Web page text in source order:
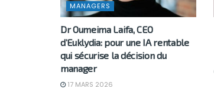
MANAGERS
Dr Oumeima Laifa, CEO
d’Euklydia: pour une IA rentable
qui sécurise la décision du
manager
17 MARS 2026